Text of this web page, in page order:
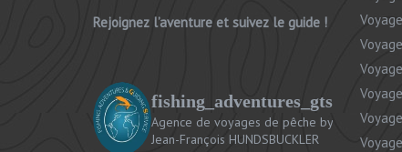
Rejoignez l’aventure et suivez le guide !
fishing_adventures_gts
Agence de voyages de pêche by
Jean-François HUNDSBUCKLER